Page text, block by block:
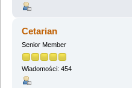
Cetarian
Senior Member
Wiadomości: 454